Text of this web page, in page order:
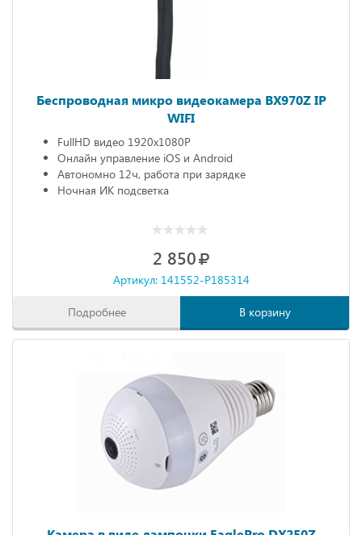
Беспроводная микро видеокамера BX970Z IP
WIFI
FullHD видео 1920х1080P
Онлайн управление iOS и Android
Автономно 12ч, работа при зарядке
Ночная ИК подсветка
2 850
Артикул: 141552-P185314
Подробнее В корзину